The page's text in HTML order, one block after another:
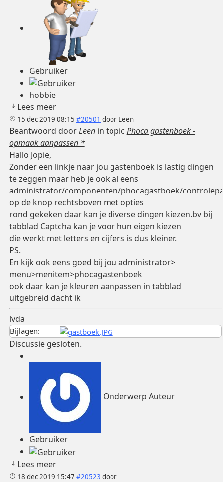
Gebruiker
hobbie
Lees meer
15 dec 2019 08:15 #20501 door Leen
Beantwoord doorLeenin topic Phoca gastenboek -
opmaak aanpassen *
Hallo Jopie,
Zonder een linkje naar jou gastenboek is lastig dingen
te zeggen maar heb je ook al eens
administrator/componenten/phocagastboek/
op de knop rechtsboven met opties
rond gekeken daar kan je diverse dingen kiezen.bv bij
tabblad Captcha kan je voor hun eigen kiezen
die werkt met letters en cijfers is dus kleiner.
PS.
En kijk ook eens goed bij jou administrator>
menu>menitem>phocagastenboek
ook daar kan je kleuren aanpassen in tabblad
uitgebreid dacht ik
lvda
Bijlagen:
Discussie gesloten.
Onderwerp Auteur
Gebruiker
Lees meer
18 dec 2019 15:47 #20523 door